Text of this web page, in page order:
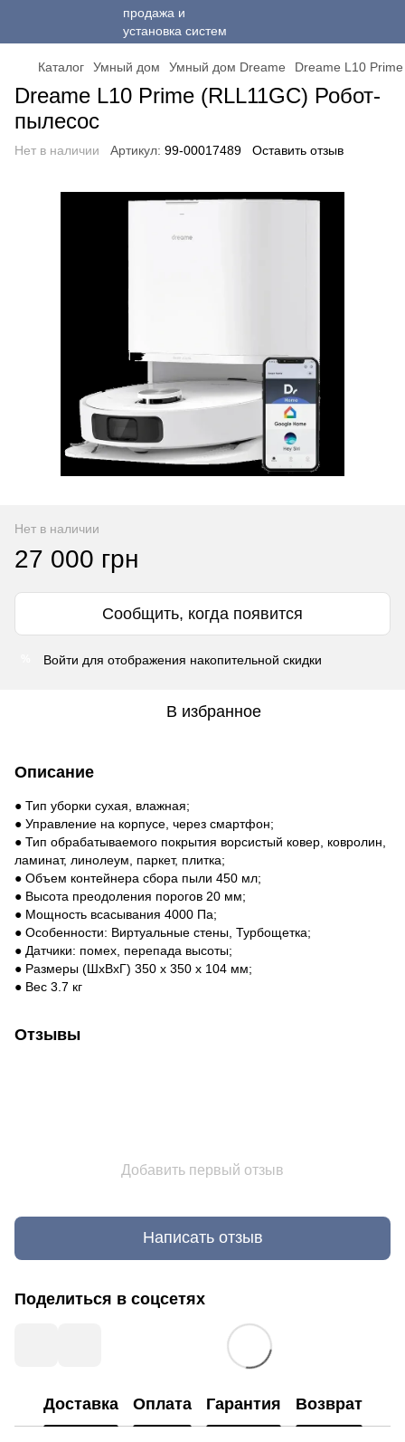
Каталог Умный дом Умный дом Dreame Dreame L10
Dreame L10 Prime (RLL11GC) Робот-
пылесос
Нет в наличии Артикул: 99-00017489 Оставить отзыв
Нет в наличии
27 000 грн
Сообщить, когда появится
Войти для отображения накопительной скидки
В избранное
Описание
● Тип уборки сухая, влажная;
● Управление на корпусе, через смартфон;
● Тип обрабатываемого покрытия ворсистый ковер, ковролин,
ламинат, линолеум, паркет, плитка;
● Объем контейнера сбора пыли 450 мл;
● Высота преодоления порогов 20 мм;
● Мощность всасывания 4000 Па;
● Особенности: Виртуальные стены, Турбощетка;
● Датчики: помех, перепада высоты;
● Размеры (ШхВхГ) 350 х 350 х 104 мм;
● Вес 3.7 кг
Отзывы
Добавить первый отзыв
Написать отзыв
Поделиться в соцсетях
Доставка Оплата Гарантия Возврат